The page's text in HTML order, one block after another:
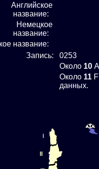
Английское
название:
Немецкое
название:
название:
Запись:
0253
Около 10
Около 11
данных.